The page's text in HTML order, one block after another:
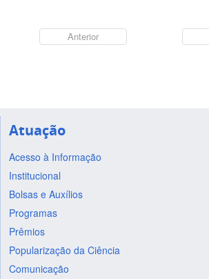
Anterior
Atuação
Acesso à Informação
Institucional
Bolsas e Auxílios
Programas
Prêmios
Popularização da Ciência
Comunicação